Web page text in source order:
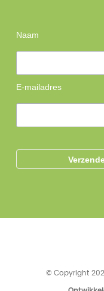
Naam
E-mailadres
© Copyright